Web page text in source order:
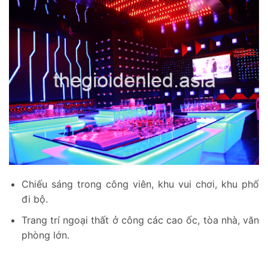
Chiếu sáng trong công viên, khu vui chơi, khu phố
đi bộ.
Trang trí ngoại thất ở công các cao ốc, tòa nhà, văn
phòng lớn.